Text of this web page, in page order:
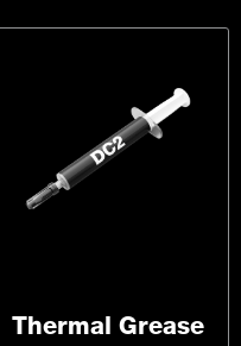
Thermal Grease